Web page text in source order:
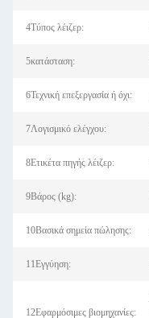
4Τύπος λέιζερ:
5κατάσταση:
6Τεχνική επεξεργασία ή όχι:
7Λογισμικό ελέγχου:
8Ετικέτα πηγής λέιζερ:
9Βάρος (kg):
10Βασικά σημεία πώλησης:
11Εγγύηση:
12Εφαρμόσιμες βιομηχανίες: